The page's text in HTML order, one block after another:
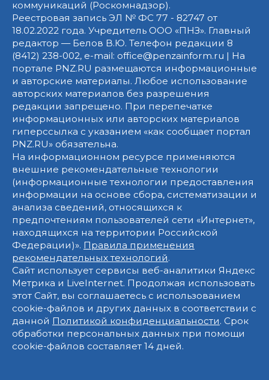
коммуникаций (Роскомнадзор).
Реестровая запись ЭЛ № ФС 77 - 82747 от
18.02.2022 года. Учредитель ООО «ПНЗ». Главный
редактор — Белов В.Ю. Телефон редакции 8
(8412) 238-002, e-mail: office@penzainform.ru | На
портале PNZ.RU размещаются информационные
и авторские материалы. Любое использование
авторских материалов без разрешения
редакции запрещено. При перепечатке
информационных или авторских материалов
гиперссылка с указанием «как сообщает портал
PNZ.RU» обязательна.
На информационном ресурсе применяются
внешние рекомендательные технологии
(информационные технологии предоставления
информации на основе сбора, систематизации и
анализа сведений, относящихся к
предпочтениям пользователей сети «Интернет»,
находящихся на территории Российской
Федерации)». Правила применения
рекомендательных технологий.
Сайт использует сервисы веб-аналитики Яндекс
Метрика и LiveInternet. Продолжая использовать
этот Сайт, вы соглашаетесь с использованием
cookie-файлов и других данных в соответствии с
данной Политикой конфиденциальности. Срок
обработки персональных данных при помощи
cookie-файлов составляет 14 дней.